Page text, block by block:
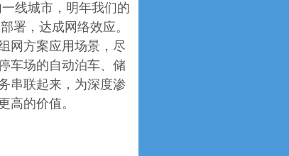
线城市，明年我们的
署，达成网络效应。
网方案应用场景，尽
车场的自动泊车、储
串联起来，为深度渗
高的价值。